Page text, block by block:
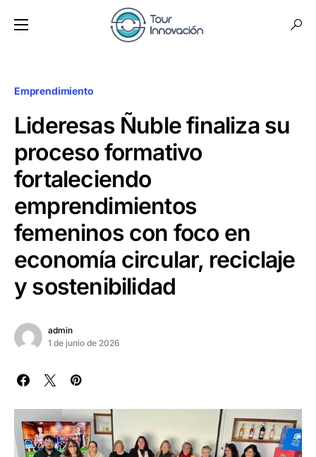
Emprendimiento
Lideresas Ñuble finaliza su
proceso formativo
fortaleciendo
emprendimientos
femeninos con foco en
economía circular, reciclaje
y sostenibilidad
admin
1 de junio de 2026